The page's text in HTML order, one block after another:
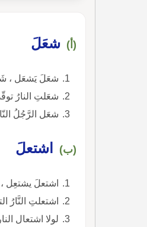
(أ) شعَلَ
شعَلَ يَشعَل ،
شعَلتِ النارُ
شعَل الرَّجُلُ
(ب) اشتعلَ
اشتعلَ يشتعِل ، اشتعالاً ، فهو مُشتعِل.
اشتعلتِ النَّارُ
لولا اشتعال